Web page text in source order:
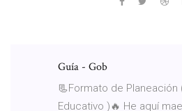
Guía - Gob
📃Formato de
Educativo )🔥 He aquí